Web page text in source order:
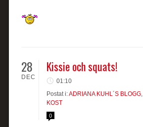
28
DEC
Kissie och squats!
01:10
Postat i:ADRIANA KUHL´S BLOGG,
KOST
0